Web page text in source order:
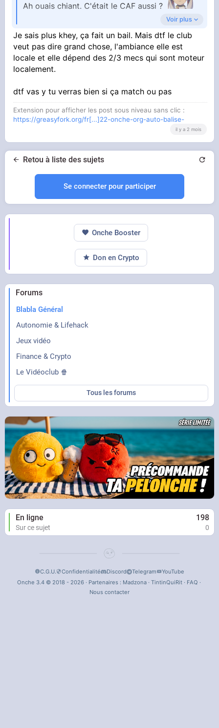
Ah ouais chiant. C'était le CAF aussi ?
Perso je suis pas là pour la performance
clairement je sais faire un nœud en huit et
grimper du 5c à la moulinette donc bon
Je viens juste pour kiffer la paroi
Voir plus
Je sais plus khey, ça fait un bail. Mais dtf le club
veut pas dire grand chose, l'ambiance elle est
locale et elle dépend des 2/3 mecs qui sont moteur
localement.
dtf vas y tu verras bien si ça match ou pas
Extension pour afficher les post sous niveau sans clic :
https://greasyfork.org/fr[...]22-onche-org-auto-balise-
il y a 2 mois
Retou à liste des sujets
Se connecter pour participer
Forums
Blabla Général
Autonomie & Lifehack
Jeux vidéo
Finance & Crypto
Le Vidéoclub 🍿
Tous les forums
En ligne 198
Sur ce sujet 0
Onche Booster
Don en Crypto
C.G.U. Confidentialité Discord Telegram
YouTube
Onche 3.4 © 2018 - 2026 · Partenaires : Madzona· TintinQuiRit· FAQ ·
Nous contacter